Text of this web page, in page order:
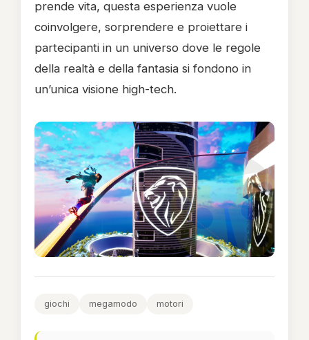
prende vita, questa esperienza vuole
coinvolgere, sorprendere e proiettare i
partecipanti in un universo dove le regole
della realtà e della fantasia si fondono in
un’unica visione high-tech.
giochi megamodo motori